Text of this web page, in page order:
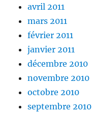
avril 2011
mars 2011
février 2011
janvier 2011
décembre 2010
novembre 2010
octobre 2010
septembre 2010